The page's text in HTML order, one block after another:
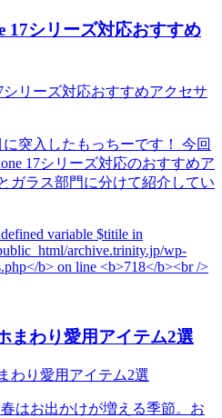
17シリーズ対応おすすめ
突入したもっちーです！ 今回
17シリーズ対応のおすすめア
ガラス部門に分けて紹介してい
わり愛用アイテム2選
はお出かけが増える季節。お